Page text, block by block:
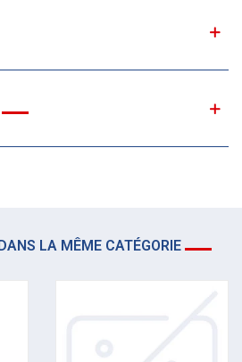
LA MÊME CATÉGORIE